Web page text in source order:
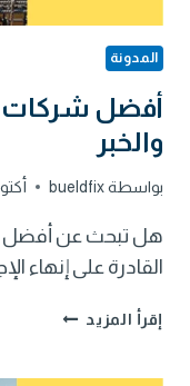
المدونة
أفضل شركات
والخبر
بواسطةbueldfix أكتوبر 18,
هل تبحث عن أفضل
القادرة على إنهاء
إقرأ المزيد أفضل